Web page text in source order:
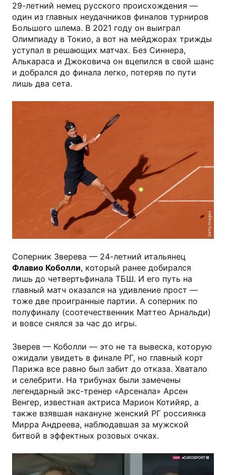
29-летний немец русского происхождения —
один из главных неудачников финалов турниров
Большого шлема. В 2021 году он выиграл
Олимпиаду в Токио, а вот на мейджорах трижды
уступал в решающих матчах. Без Синнера,
Алькараса и Джоковича он вцепился в свой шанс
и добрался до финала легко, потеряв по пути
лишь два сета.
Getty Images
Соперник Зверева — 24-летний итальянец
Флавио Коболли, который ранее добирался
лишь до четвертьфинала ТБШ. И его путь на
главный матч оказался на удивление прост —
тоже две проигранные партии. А соперник по
полуфиналу (соотечественник Маттео Арнальди)
и вовсе снялся за час до игры.
Зверев — Коболли — это не та вывеска, которую
ожидали увидеть в финале РГ, но главный корт
Парижа все равно был забит до отказа. Хватало
и селебрити. На трибунах были замечены
легендарный экс-тренер «Арсенала» Арсен
Венгер, известная актриса Марион Котийяр, а
также взявшая накануне женский РГ россиянка
Мирра Андреева, наблюдавшая за мужской
битвой в эффектных розовых очках.